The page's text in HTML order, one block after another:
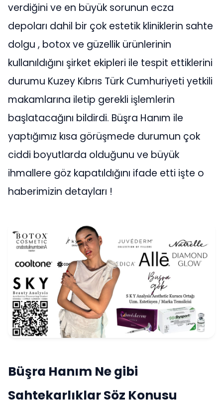
verdiğini ve en büyük sorunun ecza
depoları dahil bir çok estetik kliniklerin sahte
dolgu , botox ve güzellik ürünlerinin
kullanıldığını şirket ekipleri ile tespit ettiklerini
durumu Kuzey Kıbrıs Türk Cumhuriyeti yetkili
makamlarına iletip gerekli işlemlerin
başlatacağını bildirdi. Büşra Hanım ile
yaptığımız kısa görüşmede durumun çok
ciddi boyutlarda olduğunu ve büyük
ihmallere göz kapatıldığını ifade etti işte o
haberimizin detayları !
Büşra Hanım Ne gibi
Sahtekarlıklar Söz Konusu